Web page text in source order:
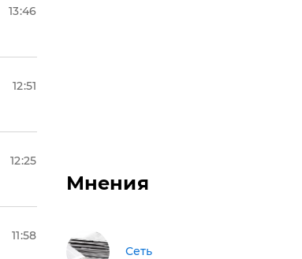
13:46
12:51
12:25
11:58
Мнения
Сеть